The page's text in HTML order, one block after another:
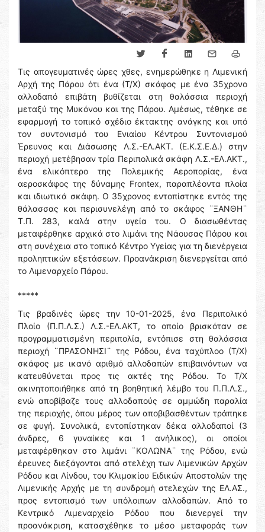
Τις απογευματινές ώρες χθες, ενημερώθηκε η Λιμενική
Αρχή της Πάρου ότι ένα (Τ/Χ) σκάφος με ένα 35χρονο
αλλοδαπό επιβάτη βυθίζεται στη θαλάσσια περιοχή
μεταξύ της Μυκόνου και της Πάρου. Αμέσως, τέθηκε σε
εφαρμογή το τοπικό σχέδιο έκτακτης ανάγκης και υπό
τον συντονισμό του Ενιαίου Κέντρου Συντονισμού
Έρευνας και Διάσωσης Λ.Σ.-ΕΛ.ΑΚΤ. (Ε.Κ.Σ.Ε.Δ.) στην
περιοχή μετέβησαν τρία Περιπολικά σκάφη Λ.Σ.-ΕΛ.ΑΚΤ.,
ένα ελικόπτερο της Πολεμικής Αεροπορίας, ένα
αεροσκάφος της δύναμης Frontex, παραπλέοντα πλοία
και ιδιωτικά σκάφη. Ο 35χρονος εντοπίστηκε εντός της
θάλασσας και περισυνελέγη από το σκάφος ¨ΞΑΝΘΗ¨
Τ.Π. 283, καλά στην υγεία του. Ο διασωθέντας
μεταφέρθηκε αρχικά στο λιμάνι της Νάουσας Πάρου και
στη συνέχεια στο τοπικό Κέντρο Υγείας για τη διενέργεια
προληπτικών εξετάσεων. Προανάκριση διενεργείται από
το Λιμεναρχείο Πάρου.
*****
Τις βραδινές ώρες την 10-01-2025, ένα Περιπολικό
Πλοίο (Π.Π.Λ.Σ.) Λ.Σ.-ΕΛ.ΑΚΤ, το οποίο βρισκόταν σε
προγραμματισμένη περιπολία, εντόπισε στη θαλάσσια
περιοχή ¨ΠΡΑΣΟΝΗΣΙ¨ της Ρόδου, ένα ταχύπλοο (Τ/Χ)
σκάφος με ικανό αριθμό αλλοδαπών επιβαινόντων να
κατευθύνεται προς τις ακτές της Ρόδου. Το Τ/Χ
ακινητοποιήθηκε από τη βοηθητική λέμβο του Π.Π.Λ.Σ.,
ενώ αποβίβαζε τους αλλοδαπούς σε αμμώδη παραλία
της περιοχής, όπου μέρος των αποβιβασθέντων τράπηκε
σε φυγή. Συνολικά, εντοπίστηκαν δέκα αλλοδαποί (3
άνδρες, 6 γυναίκες και 1 ανήλικος), οι οποίοι
μεταφέρθηκαν στο λιμάνι ¨ΚΟΛΩΝΑ¨ της Ρόδου, ενώ
έρευνες διεξάγονται από στελέχη των Λιμενικών Αρχών
Ρόδου και Λίνδου, του Κλιμακίου Ειδικών Αποστολών της
Λιμενικής Αρχής με τη συνδρομή στελεχών της ΕΛ.ΑΣ.,
προς εντοπισμό των υπόλοιπων αλλοδαπών. Από το
Κεντρικό Λιμεναρχείο Ρόδου που διενεργεί την
προανάκριση, κατασχέθηκε το μέσο μεταφοράς των